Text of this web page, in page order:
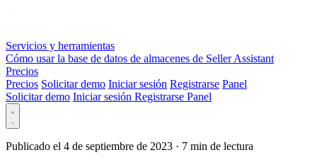
Servicios y herramientas
Cómo usar la base de datos de almacenes de Seller Assistant
Precios
Precios Solicitar demo Iniciar sesión Registrarse Panel
Solicitar demo Iniciar sesión Registrarse Panel
Publicado el 4 de septiembre de 2023 · 7 min de lectura